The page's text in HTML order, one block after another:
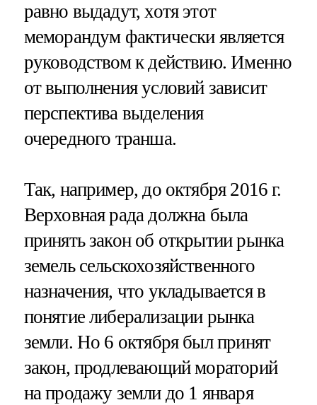
равно выдадут, хотя этот
меморандум фактически является
руководством к действию. Именно
от выполнения условий зависит
перспектива выделения
очередного транша.
Так, например, до октября 2016 г.
Верховная рада должна была
принять закон об открытии рынка
земель сельскохозяйственного
назначения, что укладывается в
понятие либерализации рынка
земли. Но 6 октября был принят
закон, продлевающий мораторий
на продажу земли до 1 января